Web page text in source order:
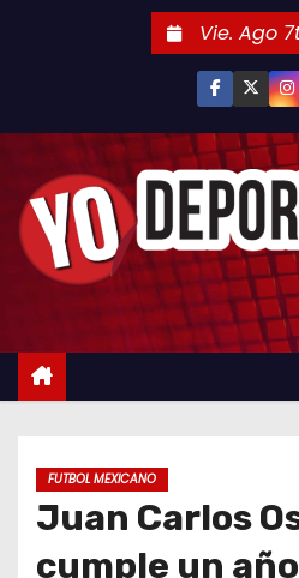
n
Vie. Ago
FUTBOL MEXICANO
Juan Carlos
cumple un